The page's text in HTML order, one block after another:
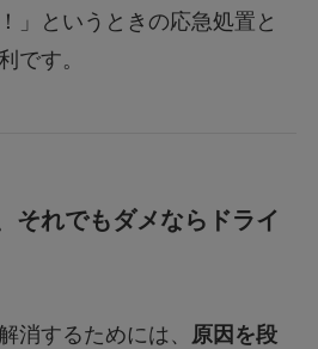
」というときの応急処置と
です。
それでもダメならドライ
消するためには、 原因を段